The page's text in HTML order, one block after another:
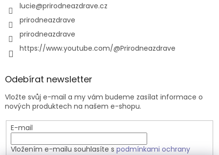
lucie@prirodneazdrave.cz
prirodneazdrave
prirodneazdrave
https://www.youtube.com/@Prirodneazdrave
Odebírat newsletter
Vložte svůj e-mail a my vám budeme zasílat informace o
nových produktech na našem e-shopu.
E-mail
Vložením e-mailu souhlasíte s podmínkami ochrany